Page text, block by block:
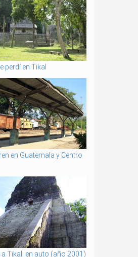
perdí en Tikal
en Guatemala y Centro
a Tikal, en auto (año 2001)